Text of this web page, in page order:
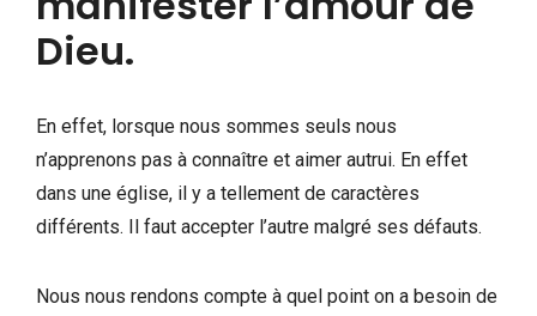
Dieu.
En effet, lorsque nous sommes seuls nous
n’apprenons pas à connaître et aimer autrui. En effet
dans une église, il y a tellement de caractères
différents. Il faut accepter l’autre malgré ses défauts.
Nous nous rendons compte à quel point on a besoin de